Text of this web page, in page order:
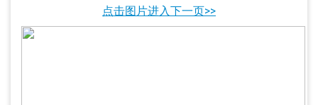
点击图片进入下一页>>